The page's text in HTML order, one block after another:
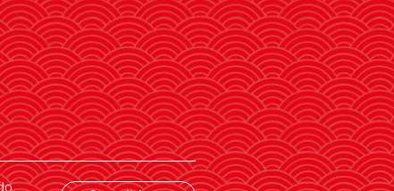
Entre los galardonados se
encuentra el Barcelona
Supercomputing Center por su
cooperación científica con Japón